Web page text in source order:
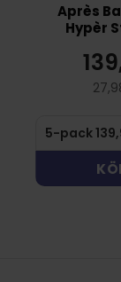
Après
Hypèr